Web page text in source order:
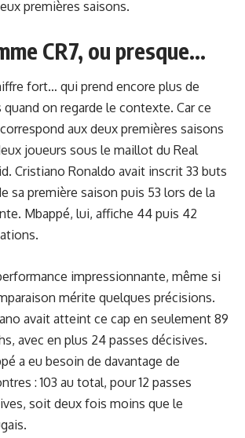
premières saisons.
CR7, ou presque...
fort… qui prend encore plus de
quand on regarde le contexte. Car ce
aux deux premières saisons
joueurs sous le maillot du Real
Cristiano Ronaldo avait inscrit 33 buts
sa première saison puis 53 lors de la
Mbappé, lui, affiche 44 puis 42
impressionnante, même si
mérite quelques précisions.
avait atteint ce cap en seulement 89
avec en plus 24 passes décisives.
a eu besoin de davantage de
: 103 au total, pour 12 passes
soit deux fois moins que le